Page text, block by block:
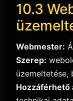
10.3
Webmester:
Szerep:
üzemeltetése,
Hozzáférhető